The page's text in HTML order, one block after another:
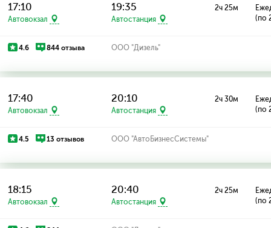
17:10
Автовокзал
19:35
Автостанция
2ч 25м
(по
4.6 844 отзыва ООО "Дизель"
17:40
Автовокзал
20:10
Автостанция
2ч 30м
(по
4.5 13 отзывов ООО "АвтоБизнесСистемы"
18:15
Автовокзал
20:40
Автостанция
2ч 25м
(по